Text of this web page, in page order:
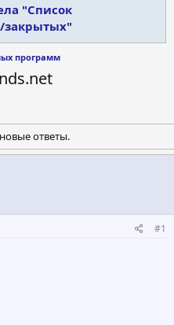
"Список
программ
ответы.
#1